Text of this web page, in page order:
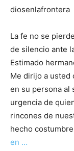
diosenlafrontera
La fe no se
de silencio ante
Estimado
Me dirijo a usted
en su persona al
urgencia de
rincones de
hecho
en …